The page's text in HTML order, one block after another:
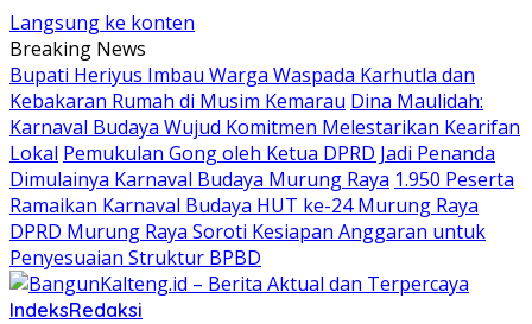
Langsung ke konten
Breaking News
Bupati Heriyus Imbau Warga Waspada Karhutla dan
Kebakaran Rumah di Musim Kemarau Dina Maulidah:
Karnaval Budaya Wujud Komitmen Melestarikan Kearifan
Lokal Pemukulan Gong oleh Ketua DPRD Jadi Penanda
Dimulainya Karnaval Budaya Murung Raya 1.950 Peserta
Ramaikan Karnaval Budaya HUT ke-24 Murung Raya
DPRD Murung Raya Soroti Kesiapan Anggaran untuk
Penyesuaian Struktur BPBD
IndeksRedaksi